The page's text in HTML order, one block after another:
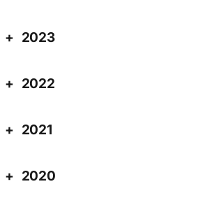
2023
2022
2021
2020